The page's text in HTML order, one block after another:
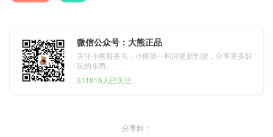
微信公众号：大熊正品
关注小熊服务号，小熊第一时间更新到货，分享更多好
玩的东西。
311816人已关注
分享到：